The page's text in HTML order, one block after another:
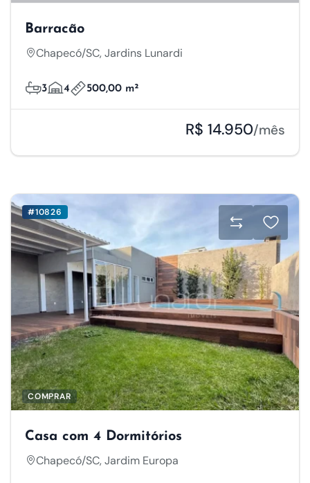
Barracão
Chapecó/SC, Jardins Lunardi
3 4 500,00 m²
R$ 14.950/mês
#10826
COMPRAR
Casa com 4 Dormitórios
Chapecó/SC, Jardim Europa